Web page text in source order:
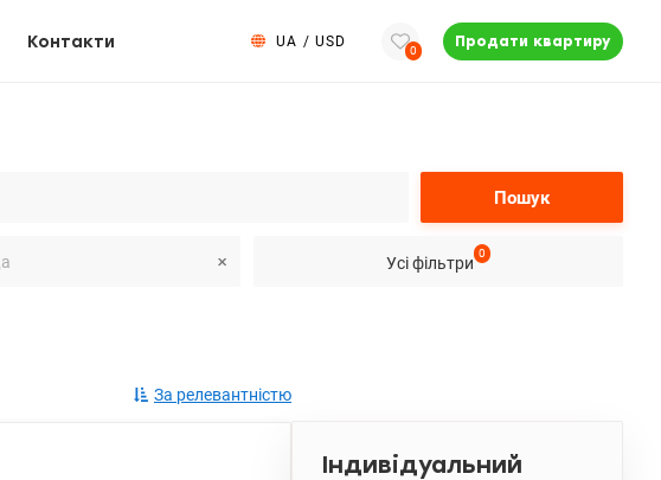
Контакти UA / USD
0
Продати квартиру
Пошук
Усі фільтри
0
За релевантністю
Індивідуальний